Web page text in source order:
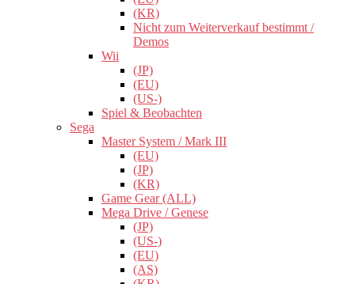
(KR)
Nicht zum Weiterverkauf bestimmt /
Demos
Wii
(JP)
(EU)
(US-)
Spiel & Beobachten
Sega
Master System / Mark III
(EU)
(JP)
(KR)
Game Gear (ALL)
Mega Drive / Genese
(JP)
(US-)
(EU)
(AS)